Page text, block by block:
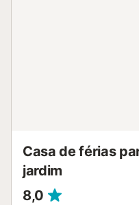
Casa de férias
jardim
8,0